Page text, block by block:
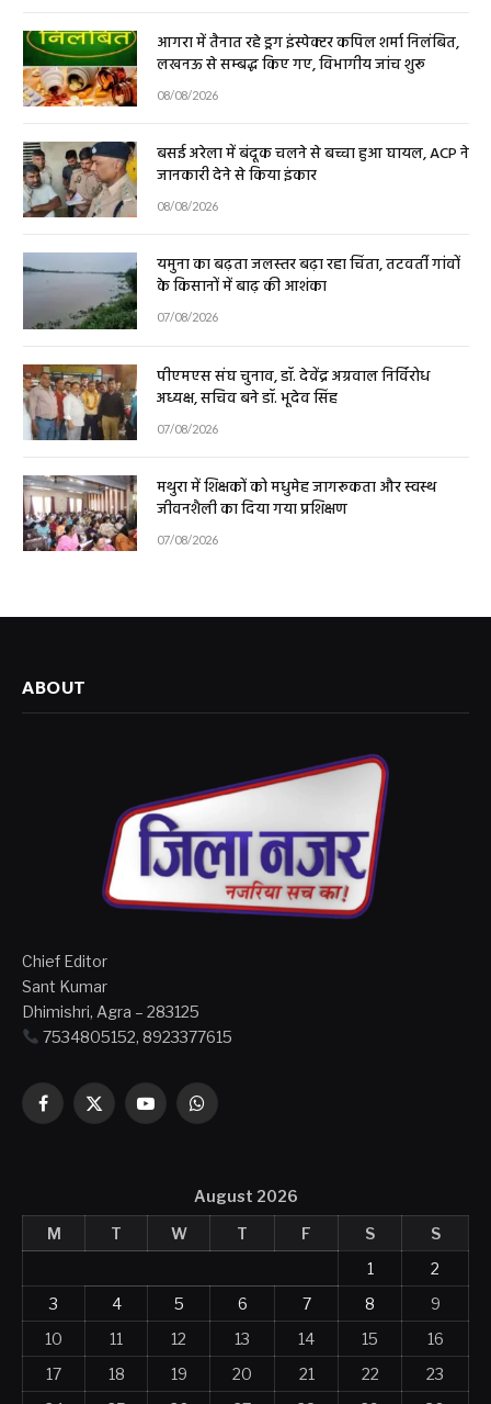
आगरा में तैनात रहे ड्रग इंस्पेक्टर कपिल शर्मा निलंबित,
लखनऊ से सम्बद्ध किए गए, विभागीय जांच शुरू
08/08/2026
बसई अरेला में बंदूक चलने से बच्चा हुआ घायल, ACP ने
जानकारी देने से किया इंकार
08/08/2026
यमुना का बढ़ता जलस्तर बढ़ा रहा चिंता, तटवर्ती गांवों
के किसानों में बाढ़ की आशंका
07/08/2026
पीएमएस संघ चुनाव, डॉ. देवेंद्र अग्रवाल निर्विरोध
अध्यक्ष, सचिव बने डॉ. भूदेव सिंह
07/08/2026
मथुरा में शिक्षकों को मधुमेह जागरूकता और स्वस्थ
जीवनशैली का दिया गया प्रशिक्षण
07/08/2026
ABOUT
Chief Editor
Sant Kumar
Dhimishri, Agra – 283125
7534805152, 8923377615
Facebook
X
(Twitter)
YouTubeWhatsApp
August 2026
M
T W T F S
S
1
2
3
4 5 6 7 8
9
10
11 12 13 14 15
16
17
18 19 20 21 22
23